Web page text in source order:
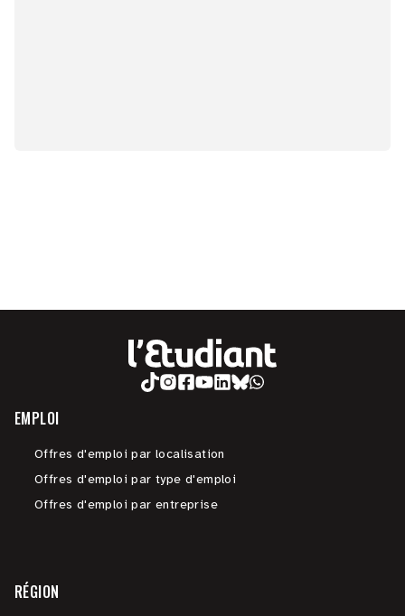
EMPLOI
Offres d'emploi par localisation
Offres d'emploi par type d'emploi
Offres d'emploi par entreprise
RÉGION